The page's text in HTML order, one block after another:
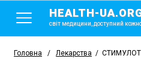
HEALTH-
світ медицини, доступний
Головна / Лекарства /